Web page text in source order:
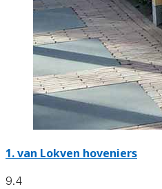
1.van Lokven hoveniers
9.4